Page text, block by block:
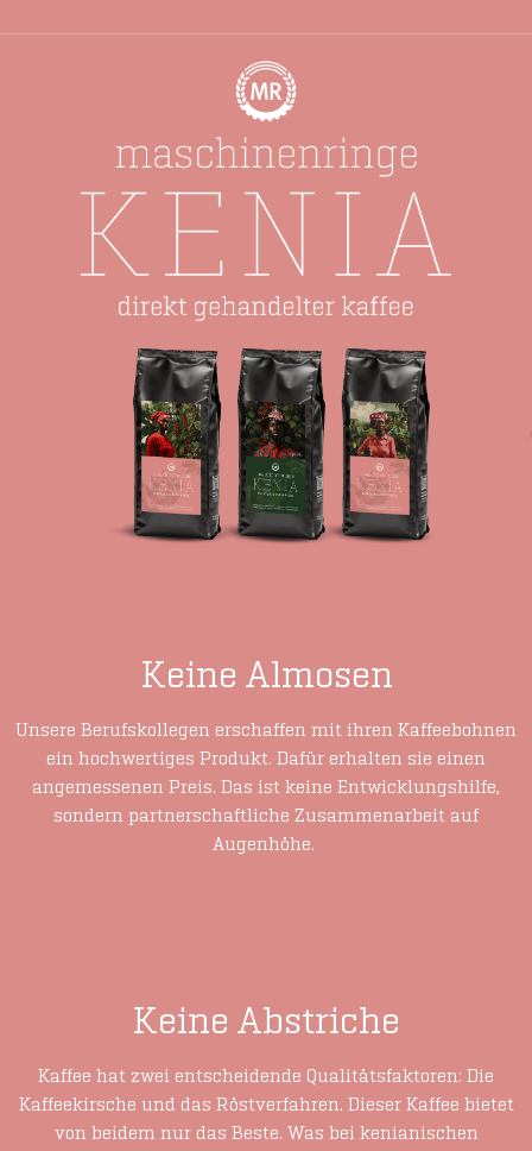
Keine Almosen
Unsere Berufskollegen erschaffen mit ihren Kaffeebohnen
ein hochwertiges Produkt. Dafür erhalten sie einen
angemessenen Preis. Das ist keine Entwicklungshilfe,
sondern partnerschaftliche Zusammenarbeit auf
Augenhöhe.
Keine Abstriche
Kaffee hat zwei entscheidende Qualitätsfaktoren: Die
Kaffeekirsche und das Röstverfahren. Dieser Kaffee bietet
von beidem nur das Beste. Was bei kenianischen